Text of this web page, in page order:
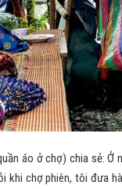
áo ở chợ) chia sẻ: Ở
khi chợ phiên, tôi đưa